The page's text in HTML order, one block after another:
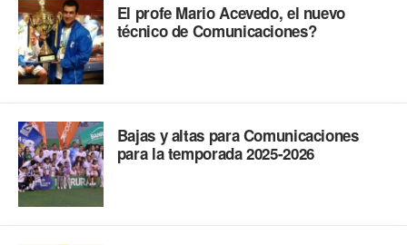
El profe Mario Acevedo, el nuevo
técnico de Comunicaciones?
Bajas y altas para Comunicaciones
para la temporada 2025-2026